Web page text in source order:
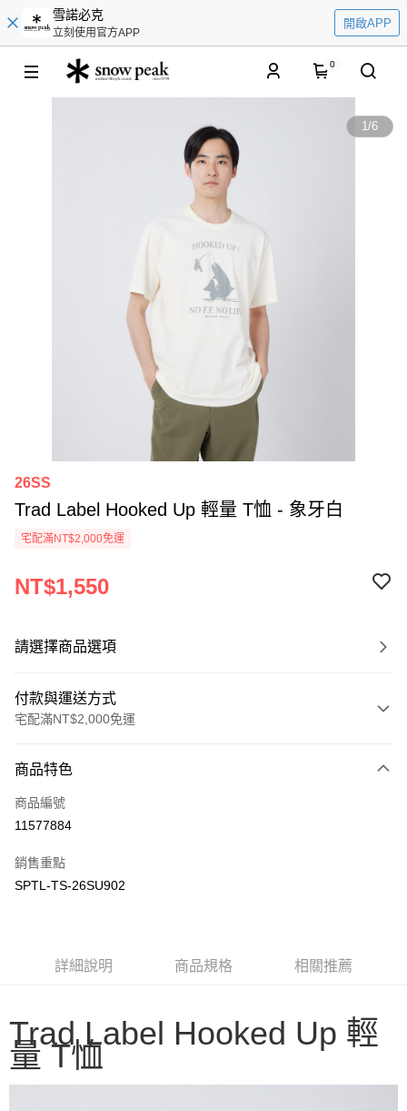
雪諾必克
立刻使用官方APP
開啟APP
0
1/6
26SS
Trad Label Hooked Up 輕量 T恤 - 象牙白
宅配滿NT$2,000免運
NT$1,550
請選擇商品選項
付款與運送方式
宅配滿NT$2,000免運
信用卡一次付款
信用卡分期付款
合作金庫商業銀行
華南商業銀行
匯豐（台灣）商業銀行
華泰商業銀行
玉山商業銀行
星展（台灣）商業銀行
台新國際商業銀行
中國信託商業銀行
台灣樂天信用卡公司
6 期 0 利率 每期
國泰世華商業銀行
兆豐國際商業銀行
臺灣中小企業銀行
台中商業銀行
元大商業銀行
永豐商業銀行
玉山商業銀行
星展（台灣）商業銀行
台新國際商業銀行
Google Pay
相關說明
【關於「AFTEE先享後付」】
AFTEE先享後付是「在收到商品之後才付款」的支付方式。 讓您購物簡單
運送方式
商品特色
商品編號
11577884
銷售重點
SPTL-TS-26SU902
詳細說明 商品規格 相關推薦
Trad Label Hooked Up 輕
量 T恤